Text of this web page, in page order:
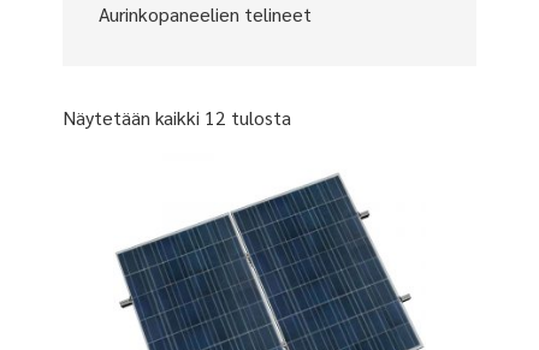
Aurinkopaneelien telineet
Näytetään kaikki 12 tulosta